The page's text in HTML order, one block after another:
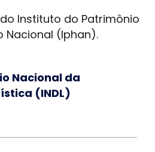
Instituto do Patrimônio
Nacional (Iphan).
Nacional da
(INDL)